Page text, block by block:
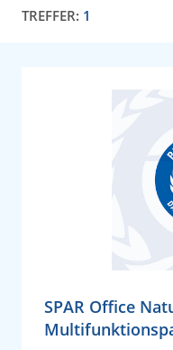
TREFFER: 1
SPAR Office